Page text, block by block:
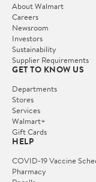
About Walmart
Careers
Newsroom
Investors
Sustainability
Supplier Requirements
GET TO KNOW US
Departments
Stores
Services
Walmart+
Gift Cards
HELP
COVID-19 Vaccine
Pharmacy